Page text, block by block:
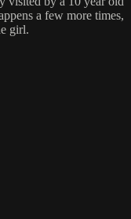
a few more times,
girl.